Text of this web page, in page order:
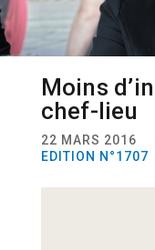
Moins
chef-lieu
22 MARS 2016
EDITION N°1707